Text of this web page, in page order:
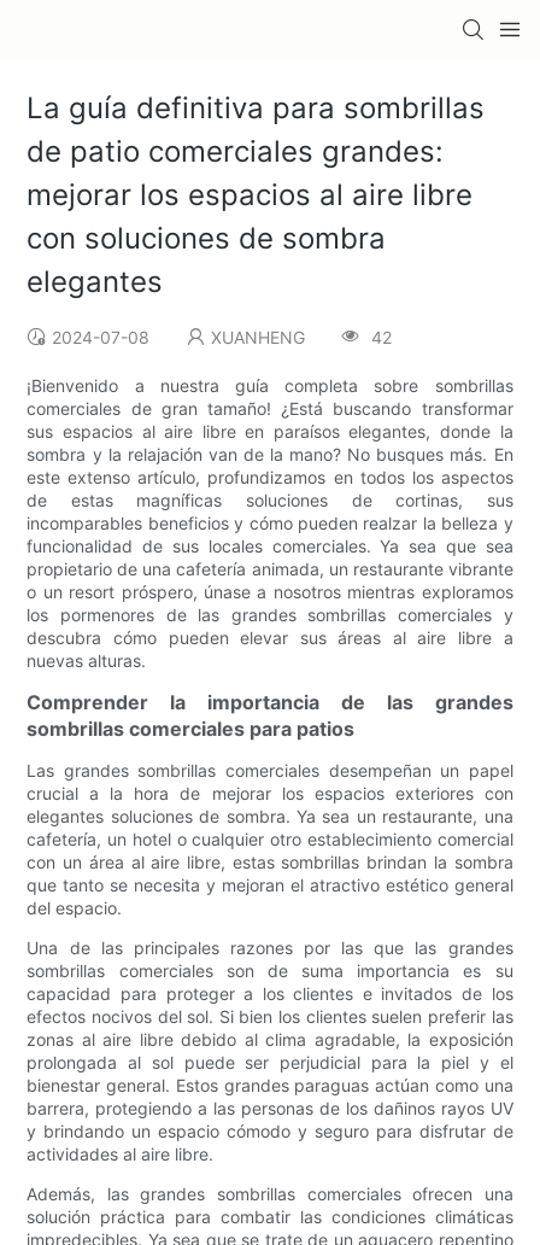
La guía definitiva para sombrillas
de patio comerciales grandes:
mejorar los espacios al aire libre
con soluciones de sombra
elegantes
2024-07-08 XUANHENG 42
¡Bienvenido a nuestra guía completa sobre sombrillas
comerciales de gran tamaño! ¿Está buscando transformar
sus espacios al aire libre en paraísos elegantes, donde la
sombra y la relajación van de la mano? No busques más. En
este extenso artículo, profundizamos en todos los aspectos
de estas magníficas soluciones de cortinas, sus
incomparables beneficios y cómo pueden realzar la belleza y
funcionalidad de sus locales comerciales. Ya sea que sea
propietario de una cafetería animada, un restaurante vibrante
o un resort próspero, únase a nosotros mientras exploramos
los pormenores de las grandes sombrillas comerciales y
descubra cómo pueden elevar sus áreas al aire libre a
nuevas alturas.
Comprender la importancia de las grandes
sombrillas comerciales para patios
Las grandes sombrillas comerciales desempeñan un papel
crucial a la hora de mejorar los espacios exteriores con
elegantes soluciones de sombra. Ya sea un restaurante, una
cafetería, un hotel o cualquier otro establecimiento comercial
con un área al aire libre, estas sombrillas brindan la sombra
que tanto se necesita y mejoran el atractivo estético general
del espacio.
Una de las principales razones por las que las grandes
sombrillas comerciales son de suma importancia es su
capacidad para proteger a los clientes e invitados de los
efectos nocivos del sol. Si bien los clientes suelen preferir las
zonas al aire libre debido al clima agradable, la exposición
prolongada al sol puede ser perjudicial para la piel y el
bienestar general. Estos grandes paraguas actúan como una
barrera, protegiendo a las personas de los dañinos rayos UV
y brindando un espacio cómodo y seguro para disfrutar de
actividades al aire libre.
Además, las grandes sombrillas comerciales ofrecen una
solución práctica para combatir las condiciones climáticas
impredecibles. Ya sea que se trate de un aguacero repentino